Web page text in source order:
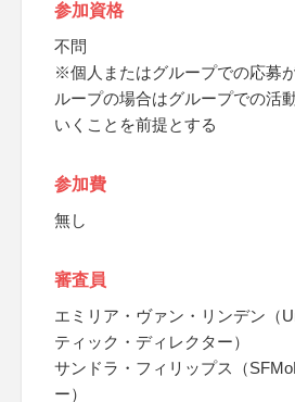
参加資格
不問
※個人またはグループでの応募
ループの場合はグループでの活
いくことを前提とする
参加費
無し
審査員
エミリア・ヴァン・リンデン（
ティック・ディレクター）
サンドラ・フィリップス（
ー）